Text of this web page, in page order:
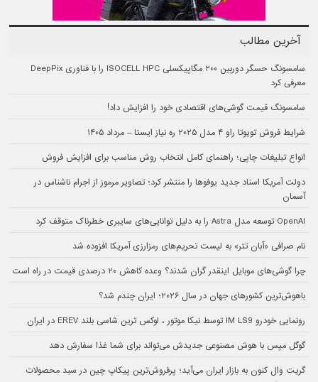
آخرین مطالب
سامسونگ حسگر دوربین ۲۰۰ مگاپیکسلی ISOCELL HPC را با فناوری DeepPix
معرفی کرد
سامسونگ قیمت گوشی‌های اقتصادی خود را افزایش داد!
شرایط فروش تویوتا راو ۴ مدل ۲۰۲۵ ره نیاز ایستا – مرداد ۱۴۰۵
انواع تبلیغات چاپی؛ راهنمای کامل انتخاب روش مناسب برای افزایش فروش
دولت آمریکا اسناد جدید یوفوها را منتشر کرد؛ تصاویر مرموز از اجرام ناشناس در
آسمان
OpenAI توسعه مدل Astra را به دلیل توانایی‌های سایبری خطرناک متوقف کرد
نام صرافی «آبان‌ تتر» به لیست تحریم‌های رمزارزی آمریکا افزوده شد
چرا گوشی‌های موبایل اینقدر گران شدند؟ وعده کاهش ۲۰ درصدی قیمت در راه است
باهوش‌ترین کشورهای جهان در سال ۲۰۲۶؛ ایران چندم شد؟
رونمایی خودرو IM LS9 توسط نیکا موتور ، لوکس ترین شاسی بلند EREV در ایران
گوگل مپس با هوش مصنوعی جدیدش می‌تواند برای شما غذا سفارش دهد
گریت وال کنون به بازار ایران می‌آید؛ پرفروش‌ترین پیکاپ چین در سبد محصولات